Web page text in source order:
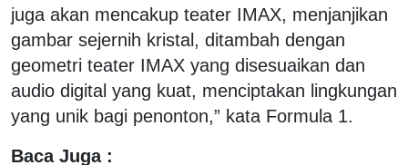
juga akan mencakup teater IMAX, menjanjikan
gambar sejernih kristal, ditambah dengan
geometri teater IMAX yang disesuaikan dan
audio digital yang kuat, menciptakan lingkungan
yang unik bagi penonton,” kata Formula 1.
Baca Juga :